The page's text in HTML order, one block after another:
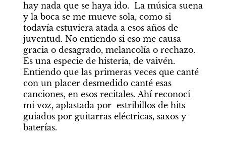
hay nada que se haya ido.  La música suena
y la boca se me mueve sola, como si
todavía estuviera atada a esos años de
juventud. No entiendo si eso me causa
gracia o desagrado, melancolía o rechazo.
Es una especie de histeria, de vaivén.
Entiendo que las primeras veces que canté
con un placer desmedido canté esas
canciones, en esos recitales. Ahí reconocí
mi voz, aplastada por  estribillos de hits
guiados por guitarras eléctricas, saxos y
baterías.